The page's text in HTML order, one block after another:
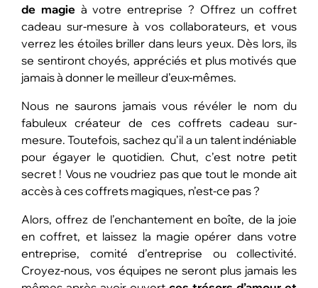
de magie à votre entreprise ? Offrez un coffret
cadeau sur-mesure à vos collaborateurs, et vous
verrez les étoiles briller dans leurs yeux. Dès lors, ils
se sentiront choyés, appréciés et plus motivés que
jamais à donner le meilleur d’eux-mêmes.
Nous ne saurons jamais vous révéler le nom du
fabuleux créateur de ces coffrets cadeau sur-
mesure. Toutefois, sachez qu’il a un talent indéniable
pour égayer le quotidien. Chut, c’est notre petit
secret ! Vous ne voudriez pas que tout le monde ait
accès à ces coffrets magiques, n’est-ce pas ?
Alors, offrez de l’enchantement en boîte, de la joie
en coffret, et laissez la magie opérer dans votre
entreprise, comité d’entreprise ou collectivité.
Croyez-nous, vos équipes ne seront plus jamais les